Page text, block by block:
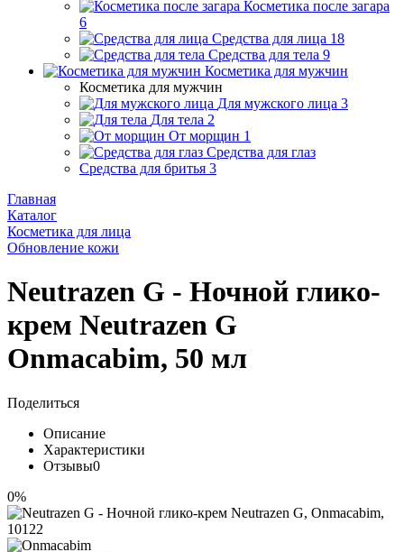
Косметика после загара
6
Средства для лица 18
Средства для тела 9
Косметика для мужчин
Косметика для мужчин
Для мужского лица 3
Для тела 2
От морщин 1
Средства для глаз
Средства для бритья 3
Главная
Каталог
Косметика для лица
Обновление кожи
Neutrazen G - Ночной глико-
крем Neutrazen G
Onmacabim, 50 мл
Поделиться
Описание
Характеристики
Отзывы0
0%